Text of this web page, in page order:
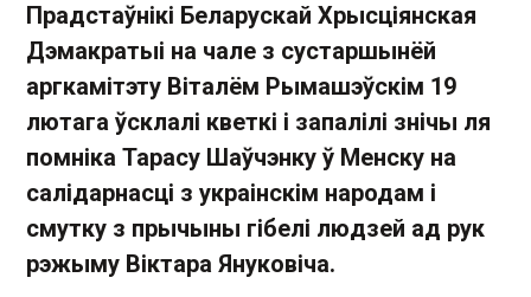
Прадстаўнікі Беларускай Хрысціянская
Дэмакратыі на чале з сустаршынёй
аргкамітэту Віталём Рымашэўскім 19
лютага ўсклалі кветкі і запалілі знічы ля
помніка Тарасу Шаўчэнку ў Менску на
салідарнасці з украінскім народам і
смутку з прычыны гібелі людзей ад рук
рэжыму Віктара Януковіча.